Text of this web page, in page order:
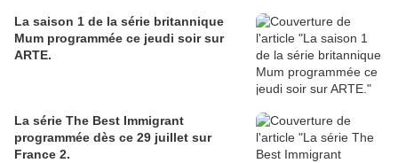
La saison 1 de la série britannique
Mum programmée ce jeudi soir sur
ARTE.
La série The Best Immigrant
programmée dès ce 29 juillet sur
France 2.